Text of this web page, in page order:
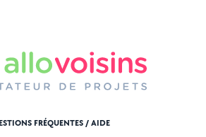
FRÉQUENTES / AIDE